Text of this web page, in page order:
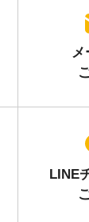
メ
LINE